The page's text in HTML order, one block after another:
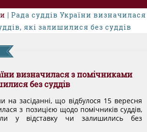
ПРО РСУ
ДОКУМЕНТИ
КАНДИДАТИ ДО КСУ
| Рада суддів України визначилася
які залишилися без суддів
визначилася з помічниками
без суддів
на засіданні, що відбулося 15 вересня
з позицією щодо помічників суддів,
у відставку чи залишились без